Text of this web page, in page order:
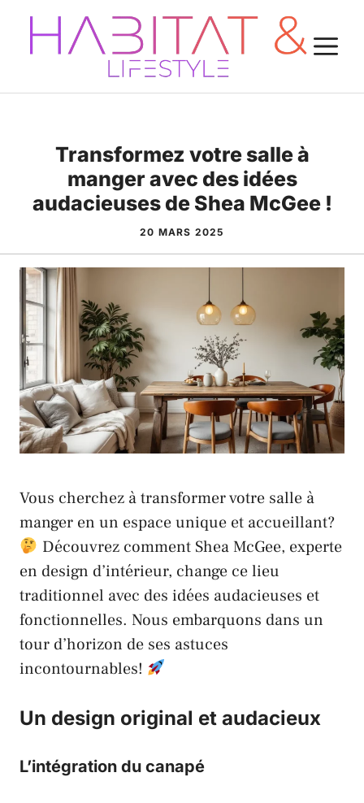
Aller
contenu
Transformez votre salle à
manger avec des idées
audacieuses de Shea McGee !
20 MARS 2025
Vous cherchez à transformer votre salle à
manger en un espace unique et accueillant?
Découvrez comment Shea McGee, experte
en design d’intérieur, change ce lieu
traditionnel avec des idées audacieuses et
fonctionnelles. Nous embarquons dans un
tour d’horizon de ses astuces
incontournables!
Un design original et audacieux
L’intégration du canapé